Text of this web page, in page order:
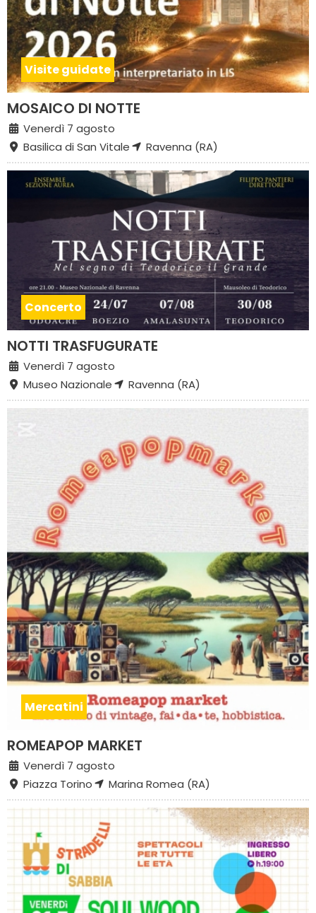
Visite guidate
MOSAICO DI NOTTE
Venerdì 7 agosto
Basilica di San Vitale
Ravenna (RA)
Concerto
NOTTI TRASFUGURATE
Venerdì 7 agosto
Museo Nazionale
Ravenna (RA)
Mercatini
ROMEAPOP MARKET
Venerdì 7 agosto
Piazza Torino
Marina Romea (RA)